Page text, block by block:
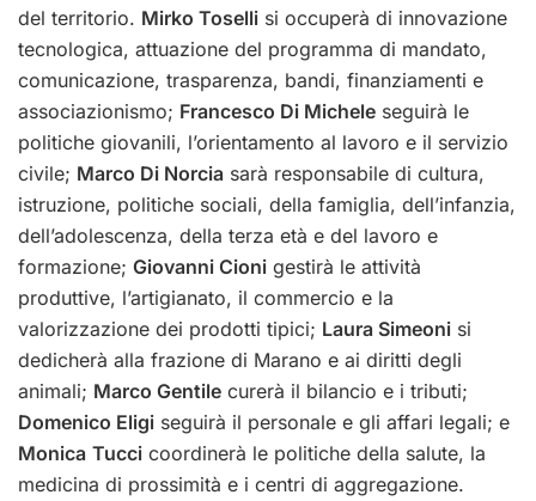
del territorio. Mirko Toselli si occuperà di innovazione
tecnologica, attuazione del programma di mandato,
comunicazione, trasparenza, bandi, finanziamenti e
associazionismo; Francesco Di Michele seguirà le
politiche giovanili, l’orientamento al lavoro e il servizio
civile; Marco Di Norcia sarà responsabile di cultura,
istruzione, politiche sociali, della famiglia, dell’infanzia,
dell’adolescenza, della terza età e del lavoro e
formazione; Giovanni Cioni gestirà le attività
produttive, l’artigianato, il commercio e la
valorizzazione dei prodotti tipici; Laura Simeoni si
dedicherà alla frazione di Marano e ai diritti degli
animali; Marco Gentile curerà il bilancio e i tributi;
Domenico Eligi seguirà il personale e gli affari legali; e
Monica Tucci coordinerà le politiche della salute, la
medicina di prossimità e i centri di aggregazione.